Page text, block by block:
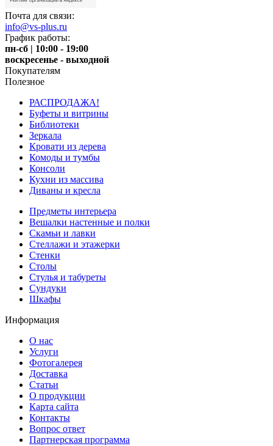
Почта для связи:
info@vs-plus.ru
График работы:
пн-сб | 10:00 - 19:00
воскресенье - выходной
Покупателям
Полезное
РАСПРОДАЖА!
Буфеты и витрины
Библиотеки
Зеркала
Кровати из дерева
Комоды и тумбы
Консоли
Кухни из массива
Диваны и кресла
Предметы интерьера
Вешалки настенные и полки
Скамьи и лавки
Стеллажи и этажерки
Стенки
Столы
Стулья и табуреты
Сундуки
Шкафы
Информация
О нас
Услуги
Фотогалерея
Доставка
Статьи
О продукции
Карта сайта
Контакты
Вопрос ответ
Партнерская программа